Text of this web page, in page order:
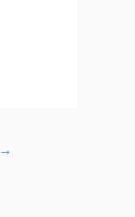
→